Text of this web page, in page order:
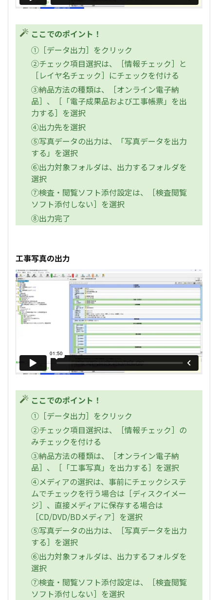
ここでのポイント！
①［データ出力］をクリック
②チェック項目選択は、［情報チェック］と
［レイヤ名チェック］にチェックを付ける
③納品方法の種類は、［オンライン電子納
品］、［「電子成果品および工事帳票」を出
力する］を選択
④出力先を選択
⑤写真データの出力は、「写真データを出力
する」を選択
⑥出力対象フォルダは、出力するフォルダを
選択
⑦検査・閲覧ソフト添付設定は、［検査閲覧
ソフト添付しない］を選択
⑧出力完了
工事写真の出力
ここでのポイント！
①［データ出力］をクリック
②チェック項目選択は、［情報チェック］の
みチェックを付ける
③納品方法の種類は、［オンライン電子納
品］、［「工事写真」を出力する］を選択
④メディアの選択は、事前にチェックシステ
ムでチェックを行う場合は［ディスクイメー
ジ］、直接メディアに保存する場合は
［CD/DVD/BDメディア］を選択
⑤写真データの出力は、［写真データを出力
する］を選択
⑥出力対象フォルダは、出力するフォルダを
選択
⑦検査・閲覧ソフト添付設定は、［検査閲覧
ソフト添付しない］を選択